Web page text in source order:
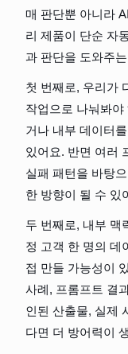
매 판단뿐 아니라
리 제품이 단순 자
과 판단을 도와주
첫 번째로, 우리가
작업으로 나눠봐
거나 내부 데이터
있어요. 반면 여러
실패 패턴을 바탕
한 방향이 될 수 있
두 번째로, 내부 맥
정 고객 한 명의 데
접 만들 가능성이
사례, 프롬프트 결
인된 산출물, 실제
다면 더 방어력이